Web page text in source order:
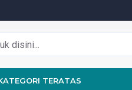
TERATAS